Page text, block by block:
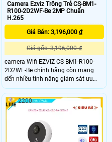
Camera Ezviz Trông Trẻ CS-BM1-
R100-2D2WF-Be 2MP Chuẩn
H.265
Giá Bán: 3,196,000 ₫
Giá gốc: 3,196,000 ₫
camera Wifi EZVIZ CS-BM1-R100-
2D2WF-Be chính hãng còn mang
đến nhiều tính năng giám sát ưu
việt như đàm thoại 2 chiều, phát
hiện tiếng khóc, phát hiện chuyển
động, ghi hình sắc nét,…. giúp phụ
huynh có thể dễ dàng dõi theo con
nhỏ trong mỗi khoảnh khắc.
2200